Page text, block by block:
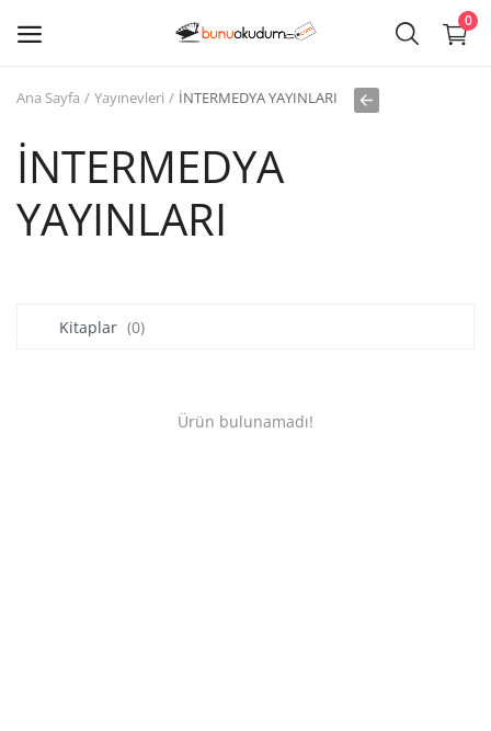
0
Giriş
Ana Sayfa Yayınevleri İNTERMEDYA YAYINLARI
İNTERMEDYA
YAYINLARI
Kitaplar (0)
Ürün bulunamadı!